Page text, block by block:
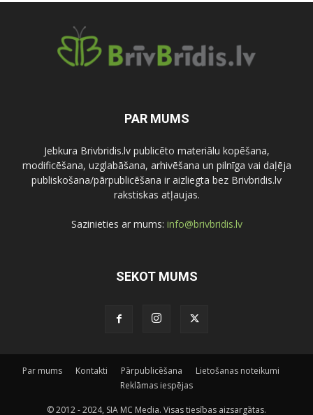
PAR MUMS
Jebkura Brivbridis.lv publicēto materiālu kopēšana,
modificēšana, uzglabāšana, arhivēšana un pilnīga vai daļēja
publiskošana/pārpublicēšana ir aizliegta bez Brivbridis.lv
rakstiskas atļaujas.
Sazinieties ar mums: info@brivbridis.lv
SEKOT MUMS
Par mums Kontakti Pārpublicēšana
Lietošanas noteikumi
Reklāmas iespējas
© 2012 - 2024, SIA MC Media. Visas tiesības aizsargātas.